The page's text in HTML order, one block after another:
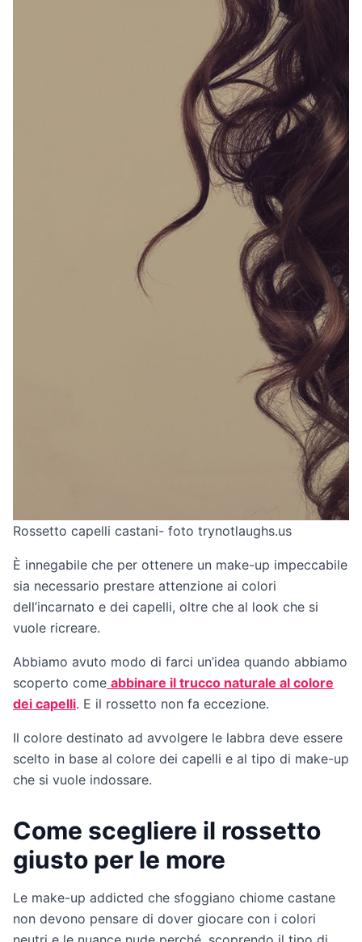
Rossetto capelli castani- foto trynotlaughs.us
È innegabile che per ottenere un make-up impeccabile
sia necessario prestare attenzione ai colori
dell’incarnato e dei capelli, oltre che al look che si
vuole ricreare.
Abbiamo avuto modo di farci un’idea quando abbiamo
scoperto come abbinare il trucco naturale al colore
dei capelli. E il rossetto non fa eccezione.
Il colore destinato ad avvolgere le labbra deve essere
scelto in base al colore dei capelli e al tipo di make-up
che si vuole indossare.
Come scegliere il rossetto
giusto per le more
Le make-up addicted che sfoggiano chiome castane
non devono pensare di dover giocare con i colori